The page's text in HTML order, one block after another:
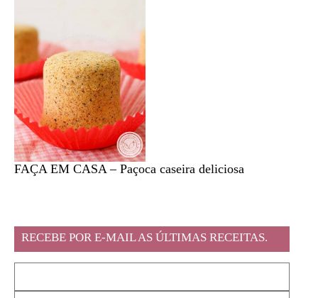
FAÇA EM CASA – Paçoca caseira deliciosa
RECEBE POR E-MAIL AS ÚLTIMAS RECEITAS.